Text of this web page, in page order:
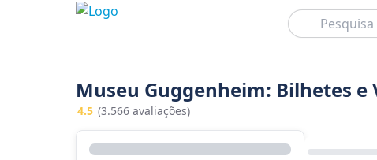
Pesquisar
Museu Guggenheim: Bilhetes e
4.5 (3.566 avaliações)